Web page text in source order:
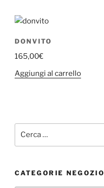
DONVITO
165,00€
Aggiungi al carrello
CATEGORIE NEGOZIO